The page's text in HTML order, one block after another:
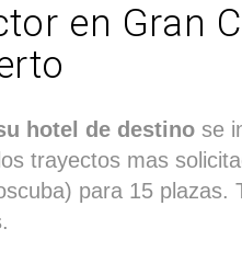
en Gran
hotel de destino se
trayectos mas
para 15 plazas.